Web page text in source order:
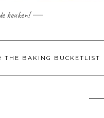
keuken!
THE BAKING BUCKETLIST